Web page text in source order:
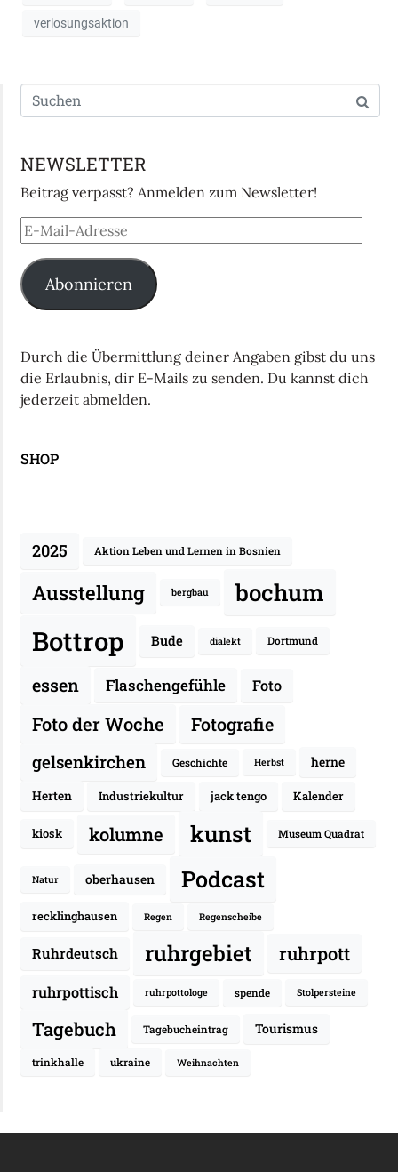
verlosungsaktion
NEWSLETTER
Beitrag verpasst? Anmelden zum Newsletter!
Abonnieren
Durch die Übermittlung deiner Angaben gibst du uns
die Erlaubnis, dir E-Mails zu senden. Du kannst dich
jederzeit abmelden.
SHOP
2025 Aktion Leben und Lernen in Bosnien
Ausstellung bergbau bochum
Bottrop Bude dialekt Dortmund
essen Flaschengefühle Foto
Foto der Woche Fotografie
gelsenkirchen Geschichte Herbst
herne
Herten
Industriekultur jack tengo Kalender
kiosk kolumne kunst Museum Quadrat
Natur oberhausen Podcast
recklinghausen Regen Regenscheibe
Ruhrdeutsch ruhrgebiet ruhrpott
ruhrpottisch ruhrpottologe spende Stolpersteine
Tagebuch Tagebucheintrag Tourismus
trinkhalle ukraine Weihnachten